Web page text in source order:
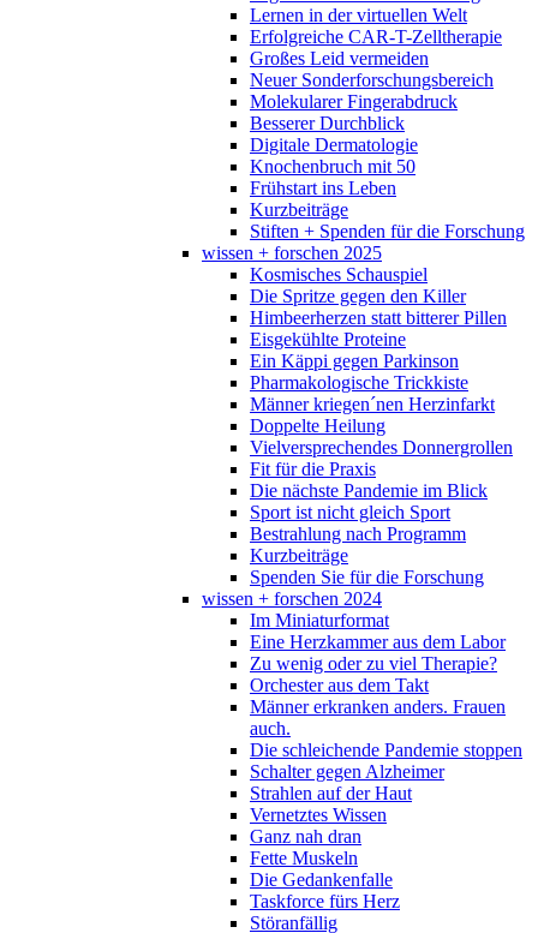
Lernen in der virtuellen Welt
Erfolgreiche CAR-T-Zelltherapie
Großes Leid vermeiden
Neuer Sonderforschungsbereich
Molekularer Fingerabdruck
Besserer Durchblick
Digitale Dermatologie
Knochenbruch mit 50
Frühstart ins Leben
Kurzbeiträge
Stiften + Spenden für die Forschung
wissen + forschen 2025
Kosmisches Schauspiel
Die Spritze gegen den Killer
Himbeerherzen statt bitterer Pillen
Eisgekühlte Proteine
Ein Käppi gegen Parkinson
Pharmakologische Trickkiste
Männer kriegen´nen Herzinfarkt
Doppelte Heilung
Vielversprechendes Donnergrollen
Fit für die Praxis
Die nächste Pandemie im Blick
Sport ist nicht gleich Sport
Bestrahlung nach Programm
Kurzbeiträge
Spenden Sie für die Forschung
wissen + forschen 2024
Im Miniaturformat
Eine Herzkammer aus dem Labor
Zu wenig oder zu viel Therapie?
Orchester aus dem Takt
Männer erkranken anders. Frauen
auch.
Die schleichende Pandemie stoppen
Schalter gegen Alzheimer
Strahlen auf der Haut
Vernetztes Wissen
Ganz nah dran
Fette Muskeln
Die Gedankenfalle
Taskforce fürs Herz
Störanfällig